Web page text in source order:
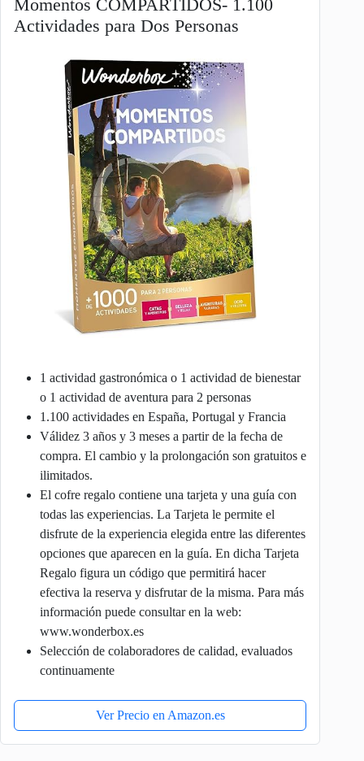
Momentos COMPARTIDOS- 1.100
Actividades para Dos Personas
1 actividad gastronómica o 1 actividad de bienestar
o 1 actividad de aventura para 2 personas
1.100 actividades en España, Portugal y Francia
Válidez 3 años y 3 meses a partir de la fecha de
compra. El cambio y la prolongación son gratuitos e
ilimitados.
El cofre regalo contiene una tarjeta y una guía con
todas las experiencias. La Tarjeta le permite el
disfrute de la experiencia elegida entre las diferentes
opciones que aparecen en la guía. En dicha Tarjeta
Regalo figura un código que permitirá hacer
efectiva la reserva y disfrutar de la misma. Para más
información puede consultar en la web:
www.wonderbox.es
Selección de colaboradores de calidad, evaluados
continuamente
Ver Precio en Amazon.es